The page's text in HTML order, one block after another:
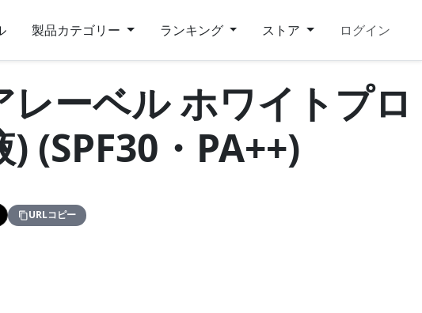
製品カテゴリー ランキング ストア ログイン
ーベル ホワイトプロ
(SPF30・PA++)
URLコピー